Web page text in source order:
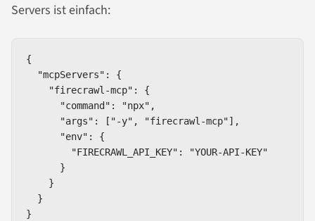
Servers ist einfach:
{
  "mcpServers": {
    "firecrawl-mcp": {
      "command": "npx",
      "args": ["-y", "firecrawl-mcp"],
      "env": {
        "FIRECRAWL_API_KEY": "YOUR-API-KEY"
      }
    }
  }
}